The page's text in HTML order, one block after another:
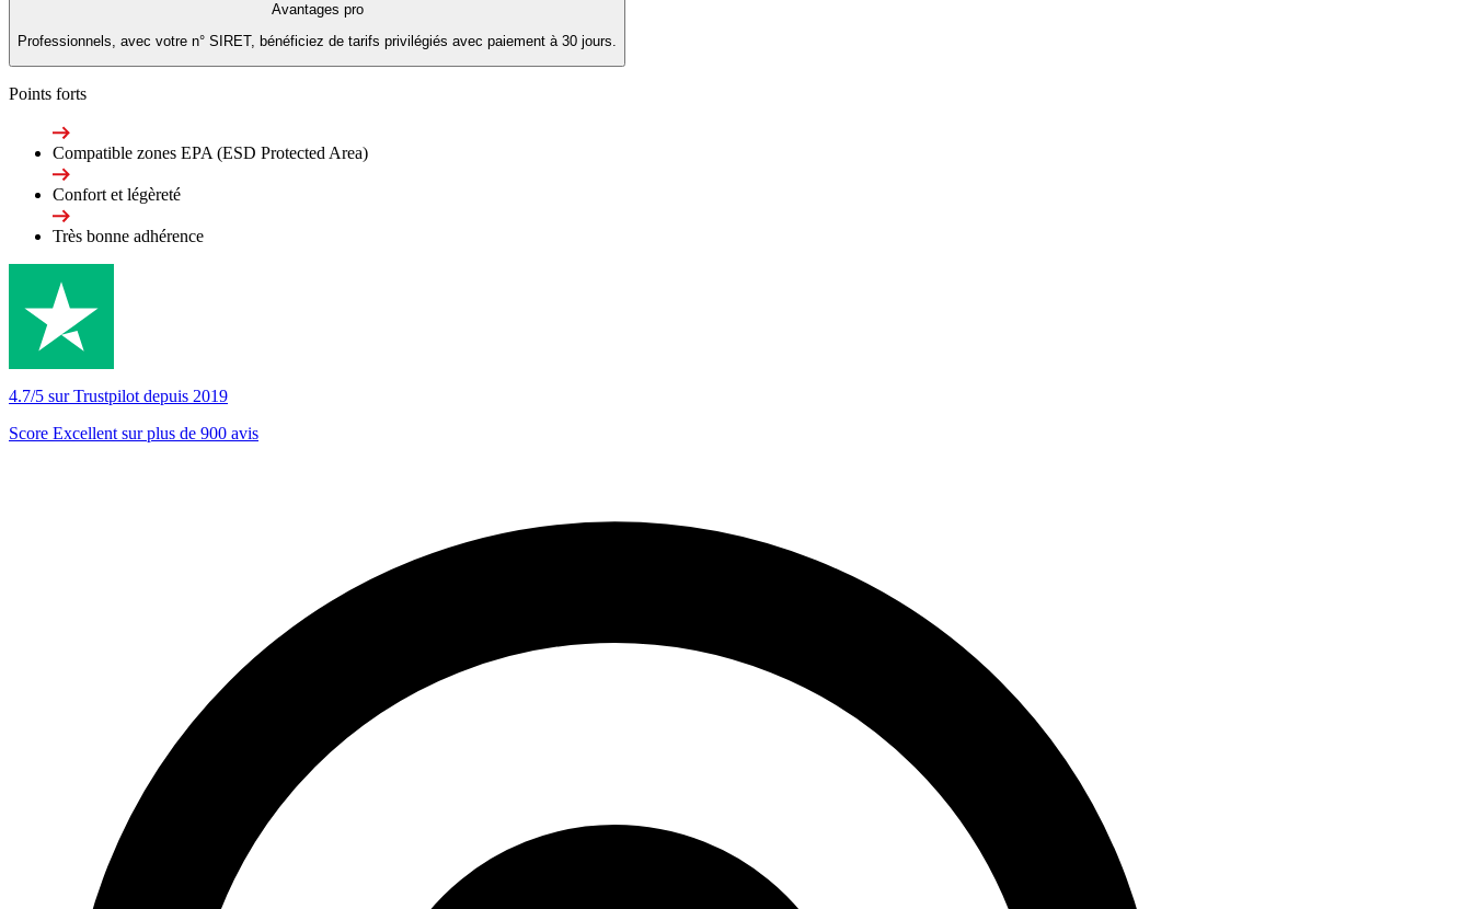
Avantages pro
Professionnels, avec votre n° SIRET, bénéficiez de tarifs privilégiés avec paiement à 30 jours.
Points forts
Compatible zones EPA (ESD Protected Area)
Confort et légèreté
Très bonne adhérence
4.7/5 sur Trustpilot depuis 2019
Score Excellent sur plus de 900 avis